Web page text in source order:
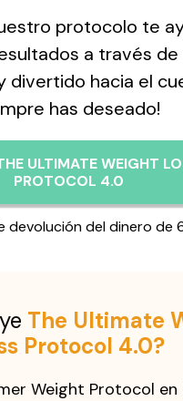
protocolo te
a través de
divertido hacia el
has deseado!
ULTIMATE WEIGHT
PROTOCOL 4.0
devolución del dinero de
The Ultimate
Protocol 4.0?
Weight Protocol en